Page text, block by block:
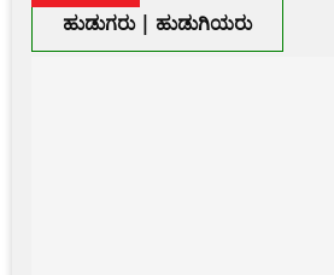
ಹುಡುಗರು | ಹುಡುಗಿಯರು